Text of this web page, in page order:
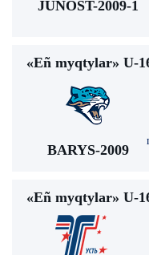
JUNOST-2009-1
«Eñ myqtylar» U-
BARYS-2009
«Eñ myqtylar» U-